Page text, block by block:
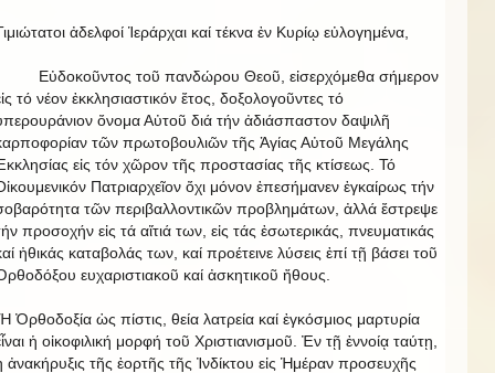
ἀδελφοί Ἱεράρχαι καί τέκνα ἐν Κυρίῳ εὐλογημένα,
τοῦ πανδώρου Θεοῦ, εἰσερχόμεθα σήμερον
τό νέον ἐκκλησιαστικόν ἔτος, δοξολογοῦντες τό
ὄνομα Αὐτοῦ διά τήν ἀδιάσπαστον δαψιλῆ
τῶν πρωτοβουλιῶν τῆς Ἁγίας Αὐτοῦ Μεγάλης
εἰς τόν χῶρον τῆς προστασίας τῆς κτίσεως. Τό
Πατριαρχεῖον ὄχι μόνον ἐπεσήμανεν ἐγκαίρως τήν
τῶν περιβαλλοντικῶν προβλημάτων, ἀλλά ἔστρεψε
προσοχήν εἰς τά αἴτιά των, εἰς τάς ἐσωτερικάς, πνευματικάς
ἠθικάς καταβολάς των, καί προέτεινε λύσεις ἐπί τῇ βάσει τοῦ
ευχαριστιακοῦ καί ἀσκητικοῦ ἤθους.
Ὀρθοδοξία ὡς πίστις, θεία λατρεία καί ἐγκόσμιος μαρτυρία
ἡ οἰκοφιλική μορφή τοῦ Χριστιανισμοῦ. Ἐν τῇ ἐννοίᾳ ταύτῃ,
ἀνακήρυξις τῆς ἑορτῆς τῆς Ἰνδίκτου εἰς Ἡμέραν προσευχῆς